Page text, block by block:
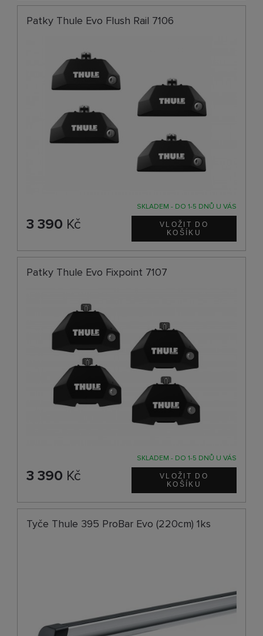
Patky Thule Evo Flush Rail 7106
SKLADEM - DO 1-5 DNŮ U VÁS
3 390 Kč
Patky Thule Evo Fixpoint 7107
SKLADEM - DO 1-5 DNŮ U VÁS
3 390 Kč
Tyče Thule 395 ProBar Evo (220cm) 1ks